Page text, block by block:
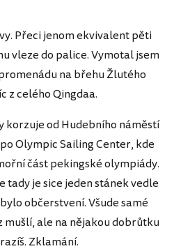
Přeci jenom ekvivalent pěti
vleze do palice. Vymotal jsem
na břehu Žlutého
z celého Qingdaa.
korzuje od Hudebního náměstí
Olympic Sailing Center, kde
část pekingské olympiády.
tady je sice jeden stánek vedle
občerstvení. Všude samé
mušlí, ale na nějakou dobrůtku
Zklamání.